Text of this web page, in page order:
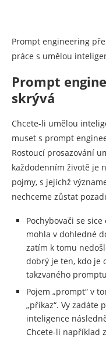
Prompt engineering
práce s umělou
Prompt
skrývá
Chcete-li umělou
muset s prompt
Rostoucí prosazování
každodenním životě je
pojmy, s jejichž
nechceme zůstat
Pochybovači se
mohla v dohledné
zatím k tomu
dobrý je ten, kdo je
takzvaného
Pojem „prompt“ v
„příkaz“. Vy zadáte
inteligence
Chcete-li například